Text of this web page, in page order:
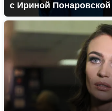
с Ириной Понаровской